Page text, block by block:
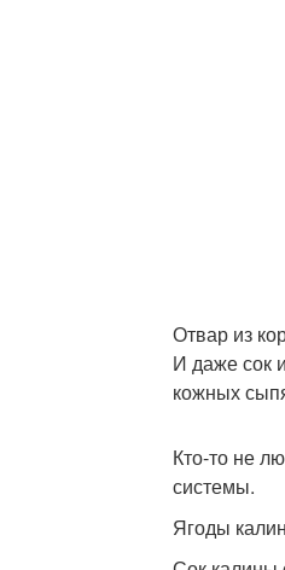
Отвар из
И даже сок
кожных
Кто-то не
системы.
Ягоды